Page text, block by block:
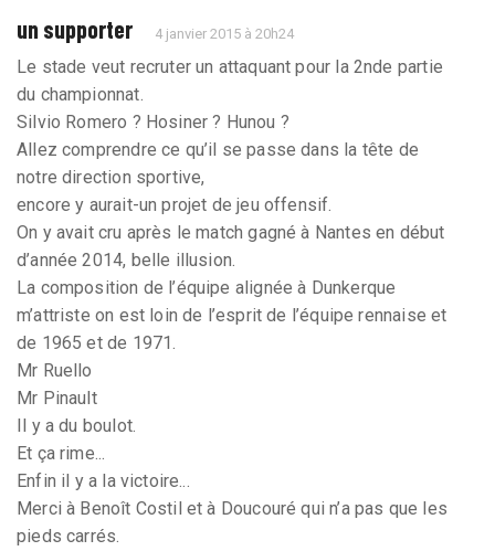
un supporter 4 janvier 2015 à 20h24
Le stade veut recruter un attaquant pour la 2nde partie
du championnat.
Silvio Romero ? Hosiner ? Hunou ?
Allez comprendre ce qu’il se passe dans la tête de
notre direction sportive,
encore y aurait-un projet de jeu offensif.
On y avait cru après le match gagné à Nantes en début
d’année 2014, belle illusion.
La composition de l’équipe alignée à Dunkerque
m’attriste on est loin de l’esprit de l’équipe rennaise et
de 1965 et de 1971.
Mr Ruello
Mr Pinault
Il y a du boulot.
Et ça rime...
Enfin il y a la victoire...
Merci à Benoît Costil et à Doucouré qui n’a pas que les
pieds carrés.